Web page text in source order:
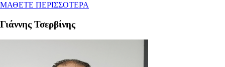
ΜΑΘΕΤΕ ΠΕΡΙΣΣΟΤΕΡΑ
Γιάννης Τσερβίνης